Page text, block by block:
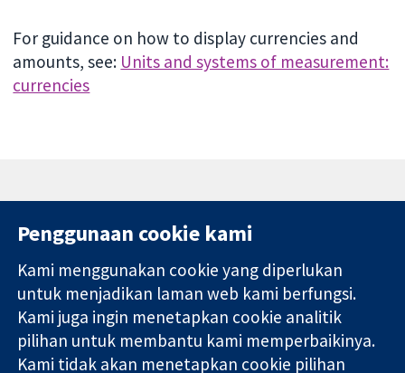
For guidance on how to display currencies and
amounts, see: Units and systems of measurement:
currencies
Bukti yang
dipercayai.
keputusan
11-13 Cavendish
Square
London
W1G 0AN
United Kingdom
Hubungi kita
Berita
Pejabat
akhbar
Perihal Kami
Penggunaan cookie kami
Kami menggunakan cookie yang diperlukan
untuk menjadikan laman web kami berfungsi.
Kami juga ingin menetapkan cookie analitik
pilihan untuk membantu kami memperbaikinya.
Kami tidak akan menetapkan cookie pilihan